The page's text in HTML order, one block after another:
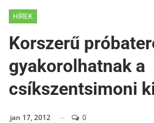
HÍREK
Korszerű
gyakorolhatnak a
csíkszentsimoni
jan 17, 2012 0